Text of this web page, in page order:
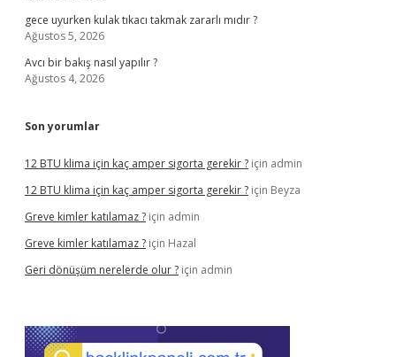
gece uyurken kulak tıkacı takmak zararlı mıdır ?
Ağustos 5, 2026
Avcı bir bakış nasıl yapılır ?
Ağustos 4, 2026
Son yorumlar
12 BTU klima için kaç amper sigorta gerekir ? için admin
12 BTU klima için kaç amper sigorta gerekir ? için Beyza
Greve kimler katılamaz ? için admin
Greve kimler katılamaz ? için Hazal
Geri dönüşüm nerelerde olur ? için admin